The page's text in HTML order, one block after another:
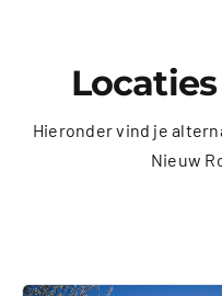
Hieronder vind je
Nieuw